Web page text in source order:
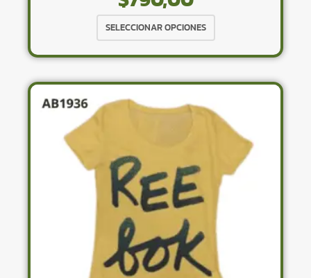
SELECCIONAR OPCIONES
producto
tiene
variantes.
opciones
pueden
elegir
en
la
página
de
producto